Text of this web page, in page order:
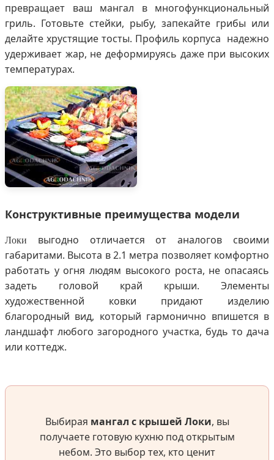
превращает ваш мангал в многофункциональный
гриль. Готовьте стейки, рыбу, запекайте грибы или
делайте хрустящие тосты. Профиль корпуса надежно
удерживает жар, не деформируясь даже при высоких
температурах.
Конструктивные преимущества модели
Локи
выгодно отличается от аналогов своими
габаритами. Высота в 2.1 метра позволяет комфортно
работать у огня людям высокого роста, не опасаясь
задеть головой край крыши. Элементы
художественной ковки придают изделию
благородный вид, который гармонично впишется в
ландшафт любого загородного участка, будь то дача
или коттедж.
Выбирая мангал с крышей Локи, вы
получаете готовую кухню под открытым
небом. Это выбор тех, кто ценит